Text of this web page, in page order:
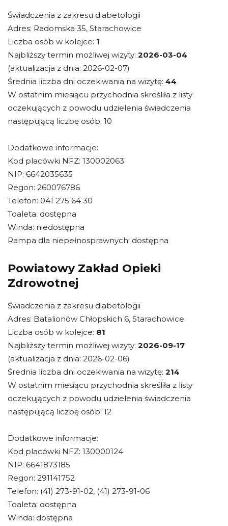
Świadczenia z zakresu diabetologii
Adres: Radomska 35, Starachowice
Liczba osób w kolejce: 1
Najbliższy termin możliwej wizyty: 2026-03-04
(aktualizacja z dnia: 2026-02-07)
Średnia liczba dni oczekiwania na wizytę: 44
W ostatnim miesiącu przychodnia skreśliła z listy
oczekujących z powodu udzielenia świadczenia
następującą liczbę osób: 10
Dodatkowe informacje:
Kod placówki NFZ: 130002063
NIP: 6642035635
Regon: 260076786
Telefon: 041 275 64 30
Toaleta: dostępna
Winda: niedostępna
Rampa dla niepełnosprawnych: dostępna
Powiatowy Zakład Opieki
Zdrowotnej
Świadczenia z zakresu diabetologii
Adres: Batalionów Chłopskich 6, Starachowice
Liczba osób w kolejce: 81
Najbliższy termin możliwej wizyty: 2026-09-17
(aktualizacja z dnia: 2026-02-06)
Średnia liczba dni oczekiwania na wizytę: 214
W ostatnim miesiącu przychodnia skreśliła z listy
oczekujących z powodu udzielenia świadczenia
następującą liczbę osób: 12
Dodatkowe informacje:
Kod placówki NFZ: 130000124
NIP: 6641873185
Regon: 291141752
Telefon: (41) 273-91-02, (41) 273-91-06
Toaleta: dostępna
Winda: dostępna